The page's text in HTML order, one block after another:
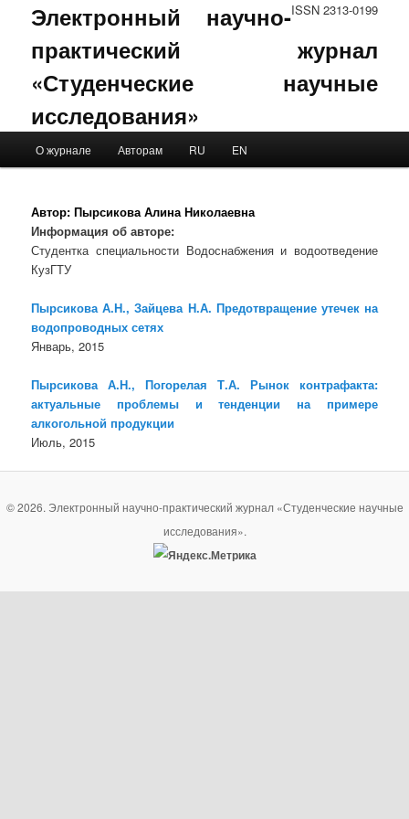
ISSN 2313-0199
Электронный научно-
практический журнал
«Студенческие научные
исследования»
Skip to primary content
Skip to secondary content
О журнале Авторам RU EN
Автор: Пырсикова Алина Николаевна
Информация об авторе:
Студентка специальности Водоснабжения и водоотведение
КузГТУ
Пырсикова А.Н., Зайцева Н.А. Предотвращение утечек на
водопроводных сетях
Январь, 2015
Пырсикова А.Н., Погорелая Т.А. Рынок контрафакта:
актуальные проблемы и тенденции на примере
алкогольной продукции
Июль, 2015
© 2026. Электронный научно-практический журнал «Студенческие научные
исследования».